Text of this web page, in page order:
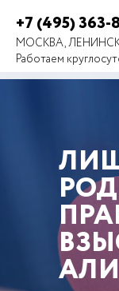
+7 (495) 363-
МОСКВА,
Работаем